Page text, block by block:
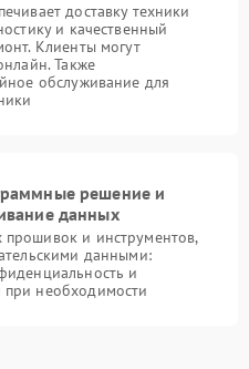
доставку техники
и качественный
Клиенты могут
Также
обслуживание для
решение и
данных
и инструментов,
данными:
и
необходимости